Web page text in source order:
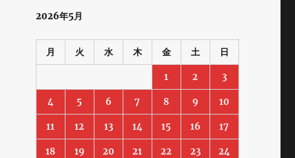
2026年5月
月 火 水 木 金 土 日
1 2 3
4 5 6 7 8 9 10
11 12 13 14 15 16 17
18 19 20 21 22 23 24